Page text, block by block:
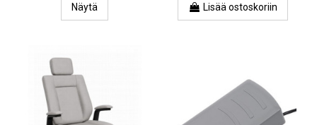
Näytä
Lisää ostoskoriin